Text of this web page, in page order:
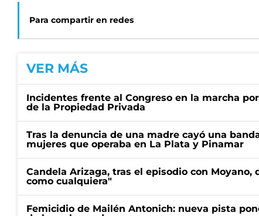
Para compartir en redes
VER MÁS
Incidentes frente al Congreso en la marcha
de la Propiedad Privada
Tras la denuncia de una madre cayó una
mujeres que operaba en La Plata y Pinamar
Candela Arizaga, tras el episodio con Moyano,
como cualquiera"
Femicidio de Mailén Antonich: nueva pista